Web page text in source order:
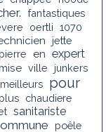
fantastiques
oertli 1070
jette
pierre en expert
ville junkers
meilleurs pour
plus chaudiere
sanitariste
poêle